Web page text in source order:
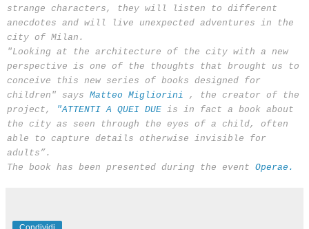
strange characters, they will listen to different
anecdotes and will live unexpected adventures in the
city of Milan.
"Looking at the architecture of the city with a new
perspective is one of the thoughts that brought us to
conceive this new series of books designed for
children" says Matteo Migliorini , the creator of the
project,
"ATTENTI A QUEI DUE is in fact a book about
the city as seen through the eyes of a child, often
able to capture details otherwise invisible for
adults”.
The book has been presented during the event Operae.